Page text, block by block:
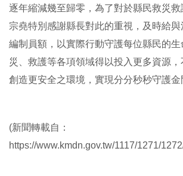
逐年縮減幾至歸零，為了對於縣民救災
宗堯特別感謝縣長對此的重視，及時給
編制員額，以實際行動守護每位縣民的
災、救護等各項領域得以投入更多資源
創造更安全之環境，實現分分秒秒守護金
(新聞轉載自：
https://www.kmdn.gov.tw/1117/1271/